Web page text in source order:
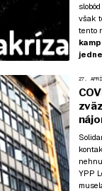
však
tento
27.
YPP